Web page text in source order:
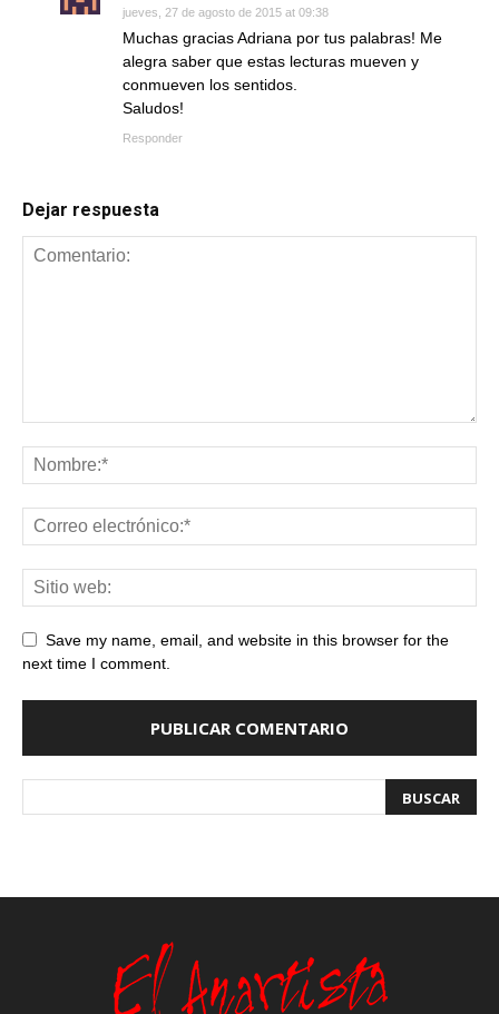
jueves, 27 de agosto de 2015 at 09:38
Muchas gracias Adriana por tus palabras! Me
alegra saber que estas lecturas mueven y
conmueven los sentidos.
Saludos!
Responder
Dejar respuesta
Save my name, email, and website in this browser for the
next time I comment.